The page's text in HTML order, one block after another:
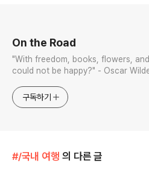
On the Road
"With freedom, books, flowers,
could not be happy?" - Oscar
구독하기
#/국내 여행 의 다른 글